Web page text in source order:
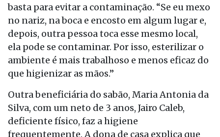
basta para evitar a contaminação. “Se eu mexo
no nariz, na boca e encosto em algum lugar e,
depois, outra pessoa toca esse mesmo local,
ela pode se contaminar. Por isso, esterilizar o
ambiente é mais trabalhoso e menos eficaz do
que higienizar as mãos.”
Outra beneficiária do sabão, Maria Antonia da
Silva, com um neto de 3 anos, Jairo Caleb,
deficiente físico, faz a higiene
frequentemente. A dona de casa explica que